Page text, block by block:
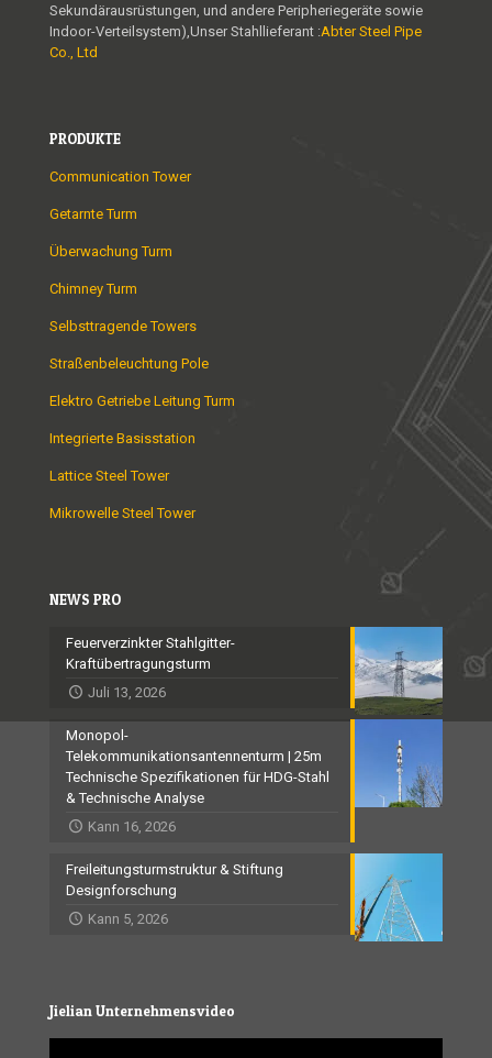
Sekundärausrüstungen, und andere Peripheriegeräte sowie
Indoor-Verteilsystem),Unser Stahllieferant :Abter Steel Pipe
Co., Ltd
PRODUKTE
Communication Tower
Getarnte Turm
Überwachung Turm
Chimney Turm
Selbsttragende Towers
Straßenbeleuchtung Pole
Elektro Getriebe Leitung Turm
Integrierte Basisstation
Lattice Steel Tower
Mikrowelle Steel Tower
NEWS PRO
Feuerverzinkter Stahlgitter-
Kraftübertragungsturm
Juli 13, 2026
Monopol-
Telekommunikationsantennenturm | 25m
Technische Spezifikationen für HDG-Stahl
& Technische Analyse
Kann 16, 2026
Freileitungsturmstruktur & Stiftung
Designforschung
Kann 5, 2026
Jielian Unternehmensvideo